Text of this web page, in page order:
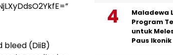
bleed (DiiB)
Maladewa
Program
untuk
Paus Ikonik